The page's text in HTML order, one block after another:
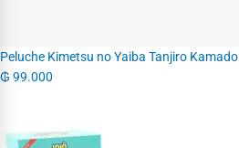
Peluche Kimetsu no Yaiba Tanjiro Kamado
₲ 99.000